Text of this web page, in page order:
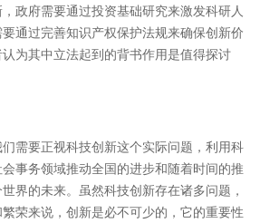
政府需要通过投资基础研究来激发科研人
通过完善知识产权保护法规来确保创新价
为其中立法起到的背书作用是值得探讨
需要正视科技创新这个实际问题，利用科
事务领域推动全国的进步和随着时间的推
界的未来。虽然科技创新存在诸多问题，
荣来说，创新是必不可少的，它的重要性